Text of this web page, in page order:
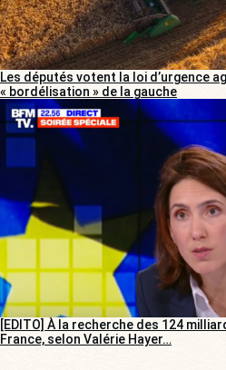
Les députés votent la loi d’urgence
« bordélisation » de la gauche
[EDITO] À la recherche des 124
France, selon Valérie Hayer…